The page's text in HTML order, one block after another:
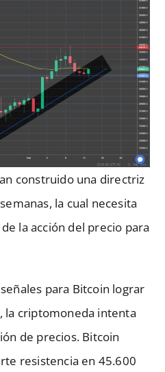
construido una directriz
la cual necesita
la acción del precio para
para Bitcoin lograr
la criptomoneda intenta
de precios. Bitcoin
resistencia en 45.600